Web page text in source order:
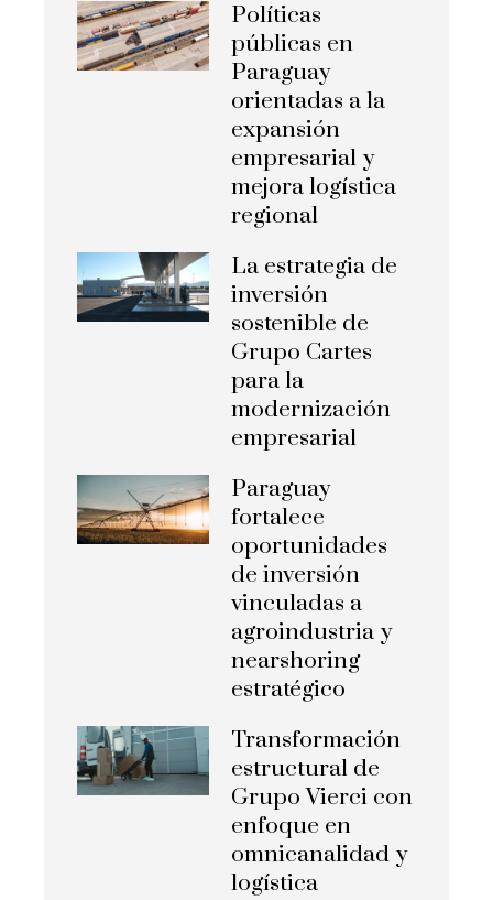
Políticas
públicas en
Paraguay
orientadas a la
expansión
empresarial y
mejora logística
regional
La estrategia de
inversión
sostenible de
Grupo Cartes
para la
modernización
empresarial
Paraguay
fortalece
oportunidades
de inversión
vinculadas a
agroindustria y
nearshoring
estratégico
Transformación
estructural de
Grupo Vierci con
enfoque en
omnicanalidad y
logística